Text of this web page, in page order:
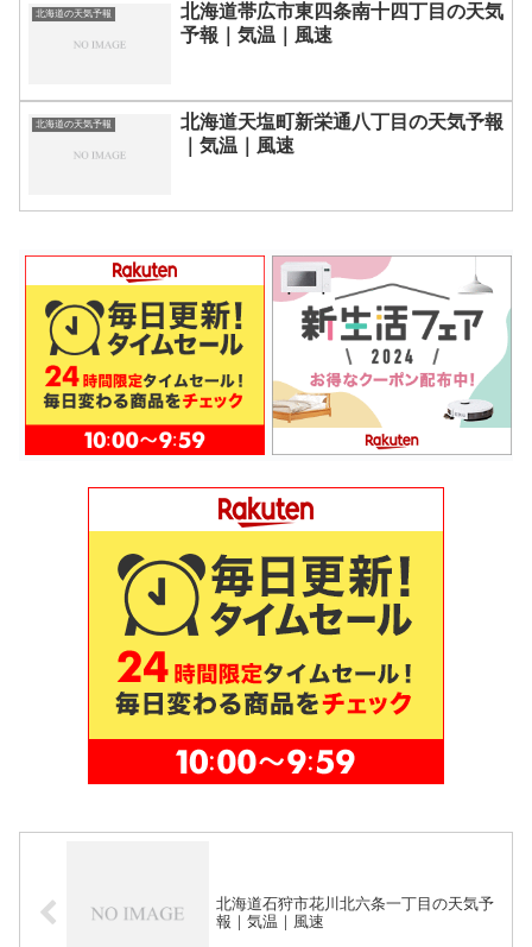
北海道の天気予報
北海道帯広市東四条南十四丁目の天気
予報｜気温｜風速
北海道の天気予報
北海道天塩町新栄通八丁目の天気予報
｜気温｜風速
北海道石狩市花川北六条一丁目の天気予
報｜気温｜風速